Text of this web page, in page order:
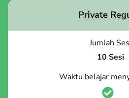
Private
Jumlah
10 Sesi
Waktu belajar